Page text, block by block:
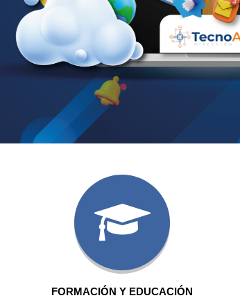
FORMACIÓN Y EDUCACIÓN